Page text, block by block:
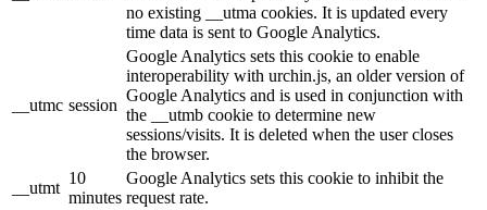
no existing __utma cookies. It is updated every
time data is sent to Google Analytics.
__utmc session
Google Analytics sets this cookie to enable
interoperability with urchin.js, an older version of
Google Analytics and is used in conjunction with
the __utmb cookie to determine new
sessions/visits. It is deleted when the user closes
the browser.
__utmt
10
minutes
Google Analytics sets this cookie to inhibit the
request rate.